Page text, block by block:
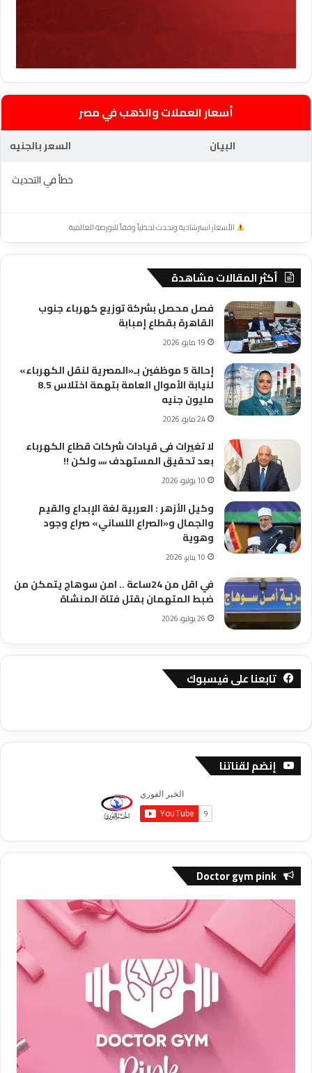
أسعار العملات والذهب في مصر
البيان
السعر بالجنيه
خطأ في التحديث
الأسعار استرشادية وتحدث لحظياً وفقاً للبورصة العالمية.
أكثر المقالات مشاهدة
فصل محصل بشركة توزيع كهرباء جنوب
القاهرة بقطاع إمبابة
19 مايو، 2026
إحالة 5 موظفين بـ«المصرية لنقل الكهرباء»
لنيابة الأموال العامة بتهمة اختلاس 8.5
مليون جنيه
24 مايو، 2026
لا تغيرات فى قيادات شركات قطاع الكهرباء
بعد تحقيق المستهدف ،،،، ولكن !!
10 يوليو، 2026
وكيل الأزهر : العربية لغة الإبداع والقيم
والجمال و«الصراع اللساني» صراع وجود
وهوية
10 يناير، 2026
في اقل من 24ساعة .. امن سوهاج يتمكن من
ضبط المتهمان بقتل فتاة المنشاة
26 يوليو، 2026
تابعنا على فيسبوك
إنضم لقناتنا
Doctor gym pink